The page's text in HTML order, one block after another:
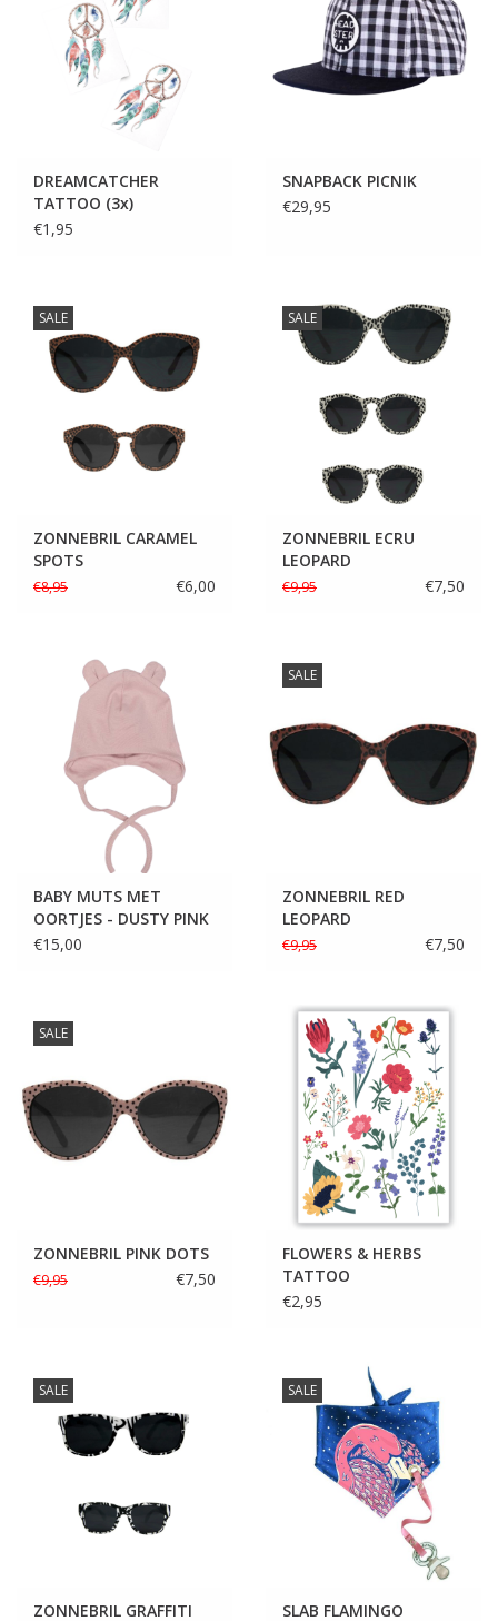
DREAMCATCHER
TATTOO (3x)
€1,95
SNAPBACK PICNIK
€29,95
SALE
ZONNEBRIL CARAMEL
SPOTS
€8,95 €6,00
SALE
ZONNEBRIL ECRU
LEOPARD
€9,95 €7,50
BABY MUTS MET
OORTJES - DUSTY PINK
€15,00
SALE
ZONNEBRIL RED
LEOPARD
€9,95 €7,50
SALE
ZONNEBRIL PINK DOTS
€9,95 €7,50
FLOWERS & HERBS
TATTOO
€2,95
SALE
ZONNEBRIL GRAFFITI
SALE
SLAB FLAMINGO